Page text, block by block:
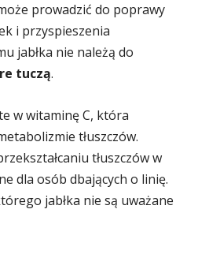
prowadzić do poprawy
i przyspieszenia
jabłka nie należą do
tuczą.
w witaminę C, która
tłuszczów.
tłuszczów w
dla osób dbających o linię.
jabłka nie są uważane